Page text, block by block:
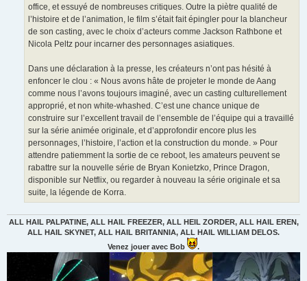
office, et essuyé de nombreuses critiques. Outre la piètre qualité de
l’histoire et de l’animation, le film s’était fait épingler pour la blancheur
de son casting, avec le choix d’acteurs comme Jackson Rathbone et
Nicola Peltz pour incarner des personnages asiatiques.
Dans une déclaration à la presse, les créateurs n’ont pas hésité à
enfoncer le clou : « Nous avons hâte de projeter le monde de Aang
comme nous l’avons toujours imaginé, avec un casting culturellement
approprié, et non white-whashed. C’est une chance unique de
construire sur l’excellent travail de l’ensemble de l’équipe qui a travaillé
sur la série animée originale, et d’approfondir encore plus les
personnages, l’histoire, l’action et la construction du monde. » Pour
attendre patiemment la sortie de ce reboot, les amateurs peuvent se
rabattre sur la nouvelle série de Bryan Konietzko, Prince Dragon,
disponible sur Netflix, ou regarder à nouveau la série originale et sa
suite, la légende de Korra.
ALL HAIL PALPATINE, ALL HAIL FREEZER, ALL HEIL ZORDER, ALL HAIL EREN,
ALL HAIL SKYNET, ALL HAIL BRITANNIA, ALL HAIL WILLIAM DELOS.
Venez jouer avec Bob
.